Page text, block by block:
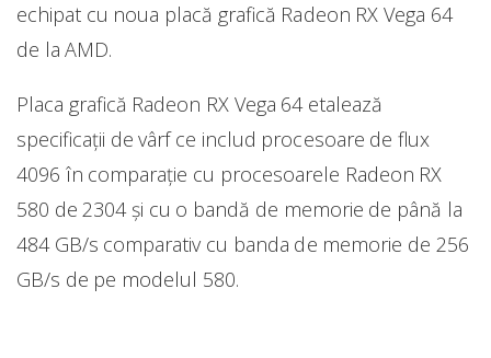
echipat cu noua placă grafică Radeon RX Vega 64
de la AMD.
Placa grafică Radeon RX Vega 64 etalează
specificații de vârf ce includ procesoare de flux
4096 în comparație cu procesoarele Radeon RX
580 de 2304 și cu o bandă de memorie de până la
484 GB/s comparativ cu banda de memorie de 256
GB/s de pe modelul 580.